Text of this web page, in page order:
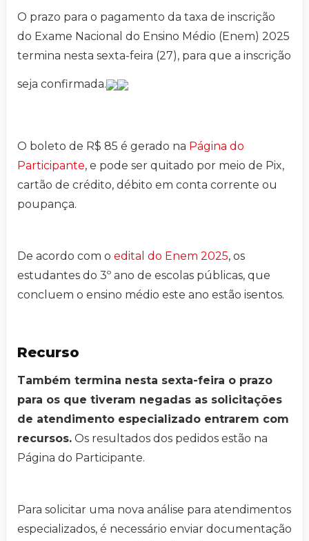
O prazo para o pagamento da taxa de inscrição
do Exame Nacional do Ensino Médio (Enem) 2025
termina nesta sexta-feira (27), para que a inscrição
seja confirmada.
O boleto de R$ 85 é gerado na Página do
Participante, e pode ser quitado por meio de Pix,
cartão de crédito, débito em conta corrente ou
poupança.
De acordo com o edital do Enem 2025, os
estudantes do 3º ano de escolas públicas, que
concluem o ensino médio este ano estão isentos.
Recurso
Também termina nesta sexta-feira o prazo
para os que tiveram negadas as solicitações
de atendimento especializado entrarem com
recursos. Os resultados dos pedidos estão na
Página do Participante.
Para solicitar uma nova análise para atendimentos
especializados, é necessário enviar documentação